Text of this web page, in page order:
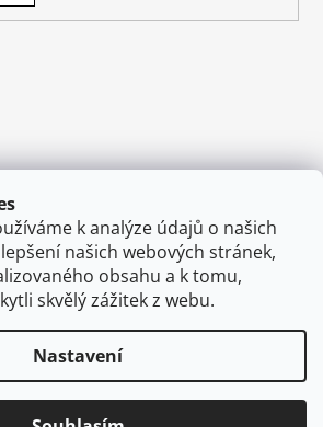
k analýze údajů o našich
našich webových stránek,
obsahu a k tomu,
skvělý zážitek z webu.
Nastavení
na Instagramu
Vytvořil Shoptet